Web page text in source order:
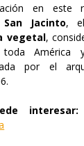
en este
Jacinto,
vegetal,
América
por el
interesar: